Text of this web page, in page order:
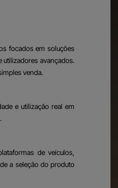
focados em soluções
avançados.
venda.
e utilização real em
de veículos,
a seleção do produto